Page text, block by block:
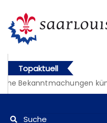
Topaktuell
Bekanntmachungen